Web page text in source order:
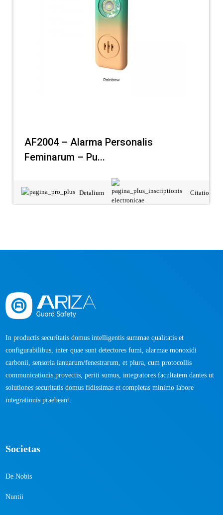
AF2004 – Alarma Personalis
Feminarum – Pu...
Detalium Citatio
In productis securitatis domus intelligentis summae qualitatis et
configurabilibus, inter quae sunt detectores fumi, alarmae ​​monoxidi
carbonii, sensoria ianuarum/fenestrarum, et plura, cum protocollis
communicationis provectis, periti sumus, integratores facultatem dantes ut
solutiones securitatis domus fidissimas et completas minimo labore
integrationis praebeant.
Societas
De Nobis
Nuntii